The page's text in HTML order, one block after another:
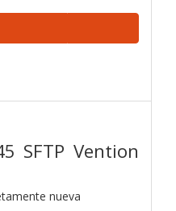
SFTP Vention
nueva